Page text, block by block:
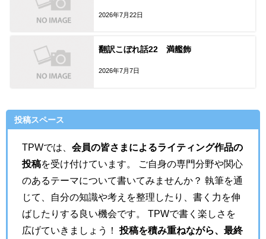
2026年7月22日
翻訳こぼれ話22 満艦飾
2026年7月7日
投稿スペース
TPWでは、 会員の皆さまによるライティング作品の
投稿を受け付けています。 ご自身の専門分野や関心
のあるテーマについて書いてみませんか？ 執筆を通
じて、自分の知識や考えを整理したり、書く力を伸
ばしたりする良い機会です。 TPWで書く楽しさを
広げていきましょう！投稿を積み重ねながら、最終